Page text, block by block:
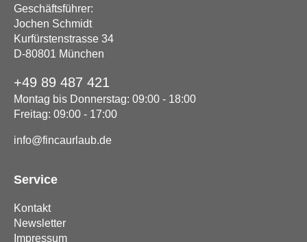
Geschäftsführer:
Jochen Schmidt
Kurfürstenstrasse 34
D-80801 München
+49 89 487 421
Montag bis Donnerstag: 09:00 - 18:00
Freitag: 09:00 - 17:00
info@fincaurlaub.de
Service
Kontakt
Newsletter
Impressum